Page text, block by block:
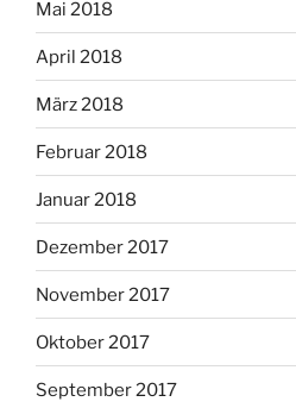
Mai 2018
April 2018
März 2018
Februar 2018
Januar 2018
Dezember 2017
November 2017
Oktober 2017
September 2017